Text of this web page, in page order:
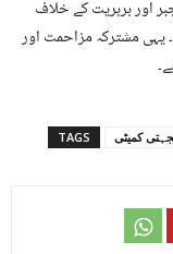
اور بربریت کے خلاف
یہی مشترکہ مزاحمت اور
TAGS کمیٹی